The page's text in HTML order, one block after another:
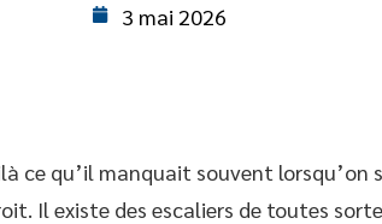
3 mai 2026
ce qu’il manquait souvent lorsqu’on
Il existe des escaliers de toutes